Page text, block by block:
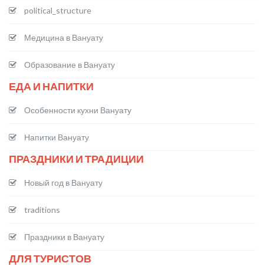
political_structure
Медицина в Вануату
Образование в Вануату
ЕДА И НАПИТКИ
Особенности кухни Вануату
Напитки Вануату
ПРАЗДНИКИ И ТРАДИЦИИ
Новый год в Вануату
traditions
Праздники в Вануату
ДЛЯ ТУРИСТОВ